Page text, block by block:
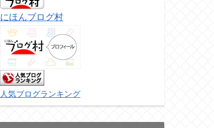
にほんブログ村
人気ブログランキング